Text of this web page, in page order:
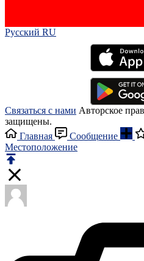
Русский RU‎
Связаться с нами Авторское
защищены.
Главная
Сообщение
Местоположение